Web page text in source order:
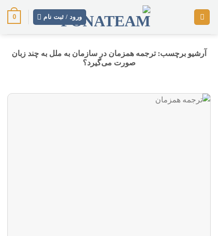
ورود / ثبت نام 0
آرشیو برچسب:ترجمه همزمان در سازمان به ملل به چند زبان
صورت می‌گیرد؟